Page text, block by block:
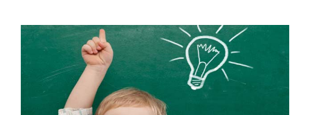
Rekenen / Wiskunde
Scheikunde
Sociale vaardigheden
Spaans
Media
Nederlands
Rekenen
Sociale vaardigheden